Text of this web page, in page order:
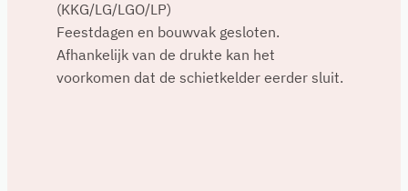
(KKG/LG/LGO/LP)
Feestdagen en bouwvak gesloten.
Afhankelijk van de drukte kan het
voorkomen dat de schietkelder eerder sluit.